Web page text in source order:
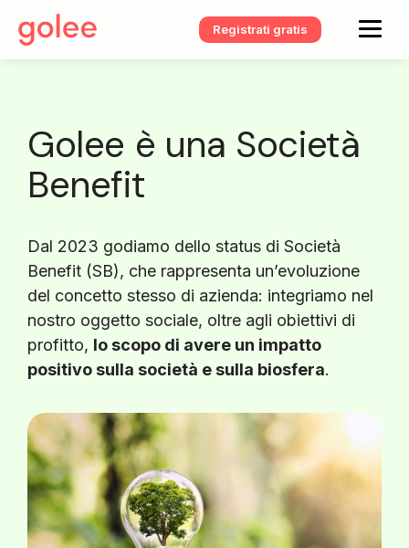
Registrati gratis
Golee è una Società
Benefit
Dal 2023 godiamo dello status di Società
Benefit (SB), che rappresenta un’evoluzione
del concetto stesso di azienda: integriamo nel
nostro oggetto sociale, oltre agli obiettivi di
profitto, lo scopo di avere un impatto
positivo sulla società e sulla biosfera.